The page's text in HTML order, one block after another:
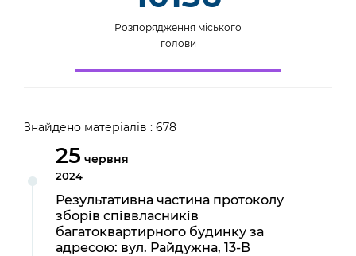
Розпорядження міського
голови
Знайдено матеріалів : 678
25 червня
2024
Результативна частина протоколу
зборів співвласників
багатоквартирного будинку за
адресою: вул. Райдужна, 13-В